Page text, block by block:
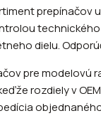
prepínačov
dielu.
pre modelovú
rozdiely v